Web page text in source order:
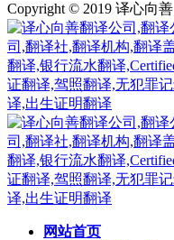
Copyright © 2019 译心向善
网站首页